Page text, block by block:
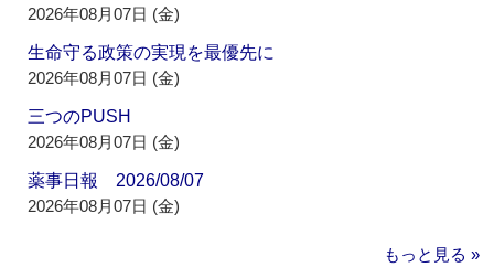
2026年08月07日 (金)
生命守る政策の実現を最優先に
2026年08月07日 (金)
三つのPUSH
2026年08月07日 (金)
薬事日報 2026/08/07
2026年08月07日 (金)
もっと見る »